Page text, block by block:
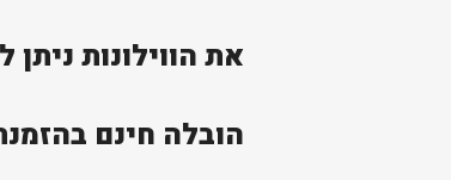
את הווילונות
הובלה חינם